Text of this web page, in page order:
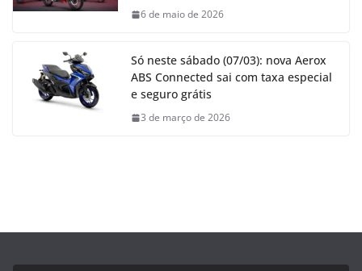
6 de maio de 2026
Só neste sábado (07/03): nova Aerox
ABS Connected sai com taxa especial
e seguro grátis
3 de março de 2026